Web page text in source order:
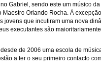
Gabriel, sendo este um músico
Orlando Rocha. À
jovens que incutiram uma nova
executantes são
de 2006 uma escola de
a ter o seu primeiro contacto